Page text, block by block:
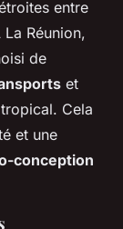
entre
Réunion,
de
et
Cela
et une
conception